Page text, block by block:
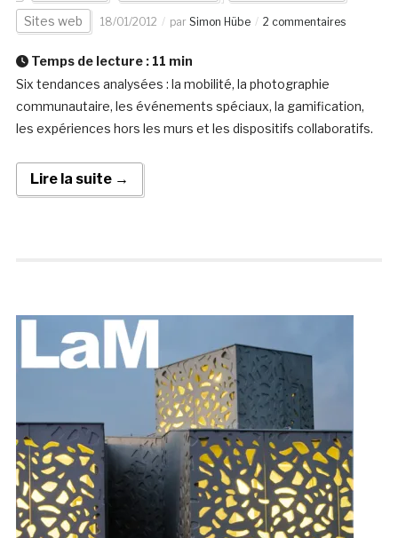
Sites web 18/01/2012 par Simon Hübe 2 commentaires
Temps de lecture : 11 min
Six tendances analysées : la mobilité, la photographie
communautaire, les événements spéciaux, la gamification,
les expériences hors les murs et les dispositifs collaboratifs.
Lire la suite →